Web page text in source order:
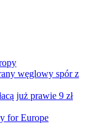
węglowy spór z
już prawie 9 zł
for Europe